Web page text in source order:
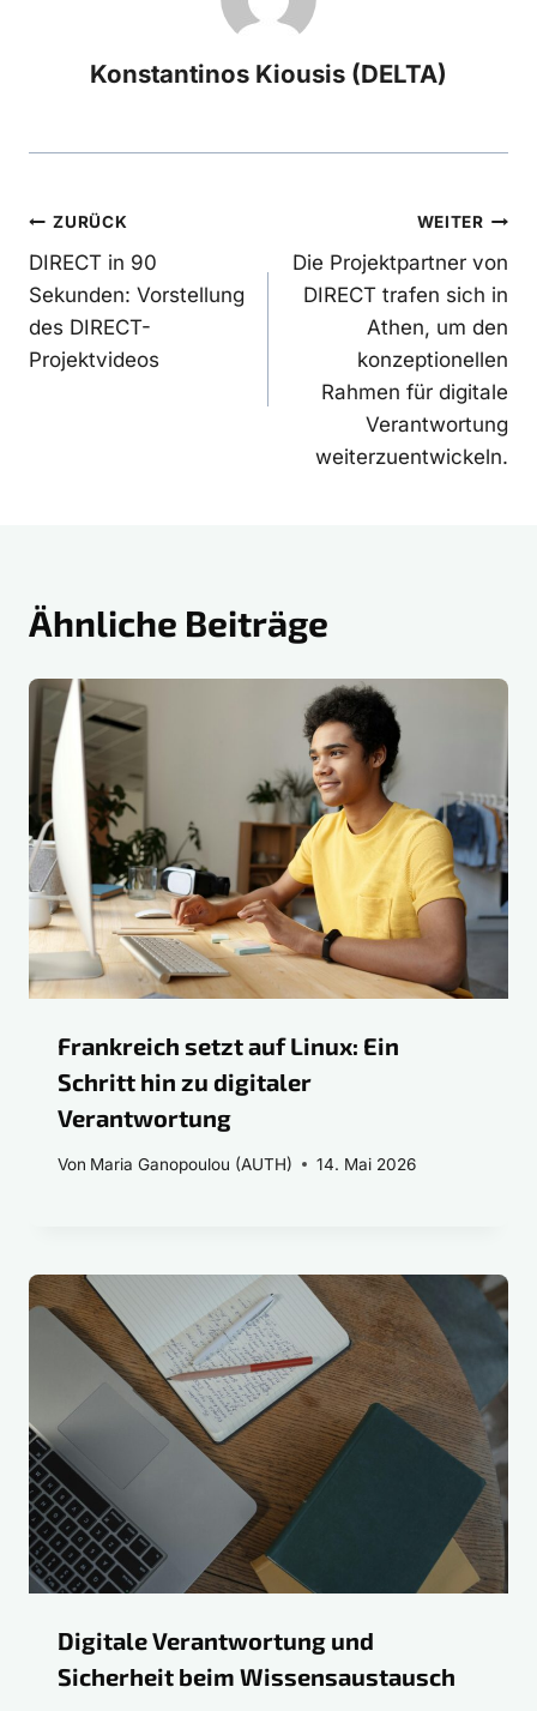
Konstantinos Kiousis (DELTA)
Beitragsnavigation
ZURÜCK
DIRECT in 90
Sekunden: Vorstellung
des DIRECT-
Projektvideos
WEITER
Die Projektpartner von
DIRECT trafen sich in
Athen, um den
konzeptionellen
Rahmen für digitale
Verantwortung
weiterzuentwickeln.
Ähnliche Beiträge
Frankreich setzt auf Linux: Ein
Schritt hin zu digitaler
Verantwortung
Von Maria Ganopoulou (AUTH) 14. Mai 2026
Digitale Verantwortung und
Sicherheit beim Wissensaustausch